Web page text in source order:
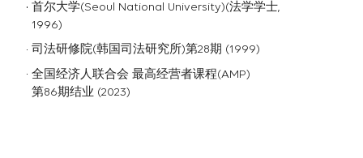
首尔大学(Seoul National University)(法学学士,
1996)
司法研修院(韩国司法研究所)第28期 (1999)
全国经济人联合会 最高经营者课程(AMP)
第86期结业 (2023)